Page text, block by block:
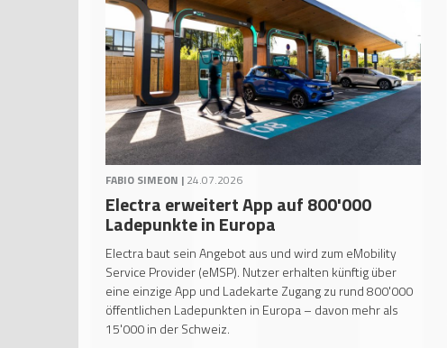
FABIO SIMEON | 24.07.2026
Electra erweitert App auf 800'000
Ladepunkte in Europa
Electra baut sein Angebot aus und wird zum eMobility
Service Provider (eMSP). Nutzer erhalten künftig über
eine einzige App und Ladekarte Zugang zu rund 800'000
öffentlichen Ladepunkten in Europa – davon mehr als
15'000 in der Schweiz.